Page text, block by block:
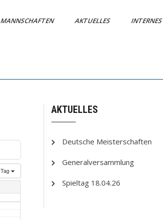
MANNSCHAFTEN AKTUELLES INTERNES
Tag
AKTUELLES
Deutsche Meisterschaften
Generalversammlung
Spieltag 18.04.26